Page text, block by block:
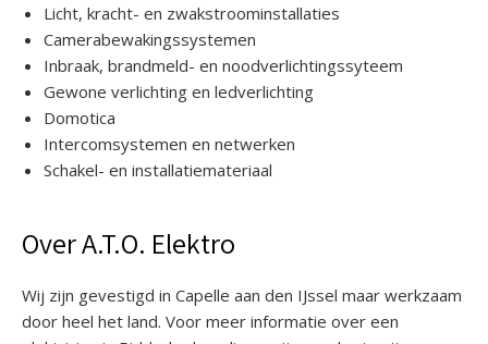
Licht, kracht- en zwakstroominstallaties
Camerabewakingssystemen
Inbraak, brandmeld- en noodverlichtingssyteem
Gewone verlichting en ledverlichting
Domotica
Intercomsystemen en netwerken
Schakel- en installatiemateriaal
Over A.T.O. Elektro
Wij zijn gevestigd in Capelle aan den IJssel maar werkzaam
door heel het land. Voor meer informatie over een